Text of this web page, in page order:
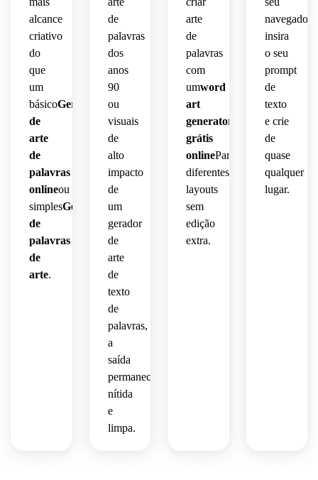
alcance
criativo
do
que
um
básicoGerador
de
arte
de
palavras
onlineou
simplesGerador
de
palavras
de
arte.
de
palavras
dos
anos
90
ou
visuais
de
alto
impacto
de
um
gerador
de
arte
de
texto
de
palavras,
a
saída
permanece
nítida
e
limpa.
arte
de
palavras
com
umword
art
generator
grátis
onlinePara
diferentes
layouts
sem
edição
extra.
navegador,
insira
o seu
prompt
de
texto
e crie
de
quase
qualquer
lugar.